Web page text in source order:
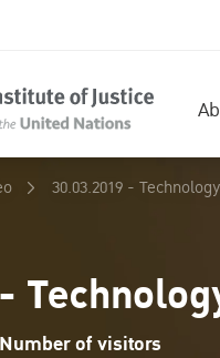
30.03.2019 -
of visitors